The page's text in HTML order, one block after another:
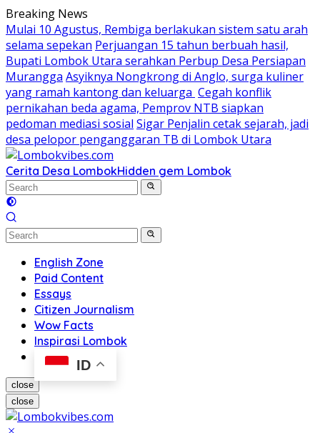
Skip
to
content
Breaking News
Mulai 10 Agustus, Rembiga berlakukan sistem satu arah
selama sepekan Perjuangan 15 tahun berbuah hasil,
Bupati Lombok Utara serahkan Perbup Desa Persiapan
Murangga Asyiknya Nongkrong di Anglo, surga kuliner
yang ramah kantong dan keluarga Cegah konflik
pernikahan beda agama, Pemprov NTB siapkan
pedoman mediasi sosial Sigar Penjalin cetak sejarah, jadi
desa pelopor penganggaran TB di Lombok Utara
Cerita Desa LombokHidden gem Lombok
English Zone
Paid Content
Essays
Citizen Journalism
Wow Facts
Inspirasi Lombok
ID
close
close